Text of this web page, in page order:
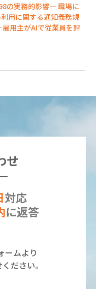
の実務的影響― 職場に
用に関する通知義務規
用主がAIで従業員を評
せ
対応
に返答
ームより
ださい。